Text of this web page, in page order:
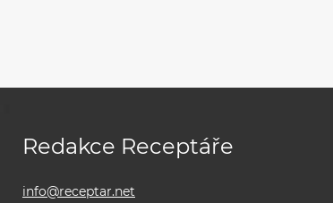
Redakce Receptáře
info@receptar.net